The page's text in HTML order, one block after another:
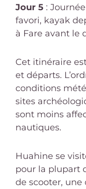
Jour 5 :
favori, kayak
à Fare avant le
Cet itinéraire
et départs.
conditions
sites
sont moins
nautiques.
Huahine se
pour la plupart
de scooter, une